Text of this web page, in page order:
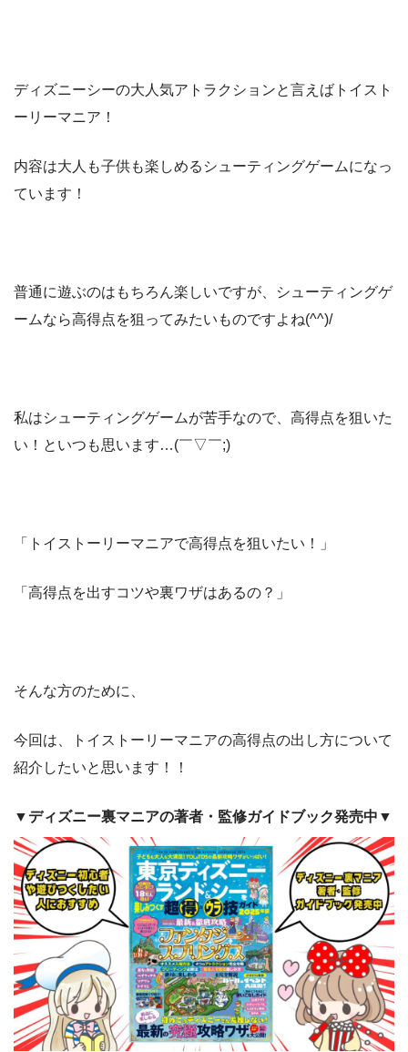
ディズニーシーの大人気アトラクションと言えばトイスト
ーリーマニア！
内容は大人も子供も楽しめるシューティングゲームになっ
ています！
普通に遊ぶのはもちろん楽しいですが、シューティングゲ
ームなら高得点を狙ってみたいものですよね(^^)/
私はシューティングゲームが苦手なので、高得点を狙いた
い！といつも思います…(￣▽￣;)
「トイストーリーマニアで高得点を狙いたい！」
「高得点を出すコツや裏ワザはあるの？」
そんな方のために、
今回は、トイストーリーマニアの高得点の出し方について
紹介したいと思います！！
▼ディズニー裏マニアの著者・監修ガイドブック発売中▼